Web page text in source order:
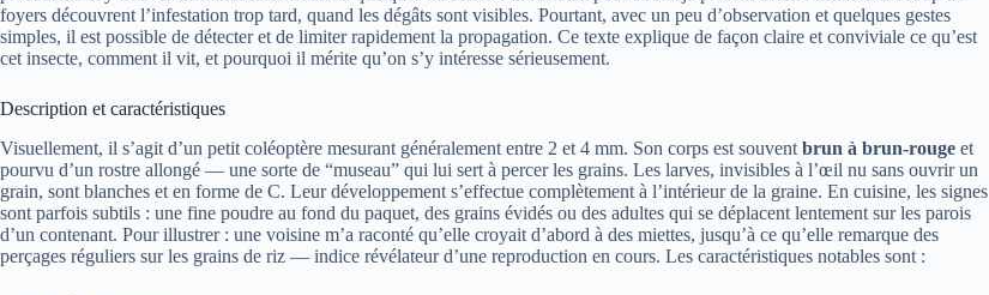
foyers découvrent l’infestation trop tard, quand les dégâts sont visibles. Pourtant, avec un peu d’observation et quelques gestes
simples, il est possible de détecter et de limiter rapidement la propagation. Ce texte explique de façon claire et conviviale ce qu’est
cet insecte, comment il vit, et pourquoi il mérite qu’on s’y intéresse sérieusement.
Description et caractéristiques
Visuellement, il s’agit d’un petit coléoptère mesurant généralement entre 2 et 4 mm. Son corps est souvent brun à brun-rouge et
pourvu d’un rostre allongé — une sorte de “museau” qui lui sert à percer les grains. Les larves, invisibles à l’œil nu sans ouvrir un
grain, sont blanches et en forme de C. Leur développement s’effectue complètement à l’intérieur de la graine. En cuisine, les signes
sont parfois subtils : une fine poudre au fond du paquet, des grains évidés ou des adultes qui se déplacent lentement sur les parois
d’un contenant. Pour illustrer : une voisine m’a raconté qu’elle croyait d’abord à des miettes, jusqu’à ce qu’elle remarque des
perçages réguliers sur les grains de riz — indice révélateur d’une reproduction en cours. Les caractéristiques notables sont :